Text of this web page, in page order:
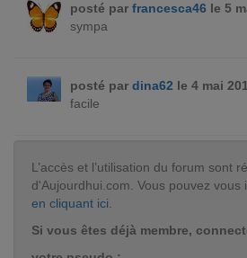
posté par francesca46 le 5
sympa
posté par dina62 le 4 mai
facile
L’accès et l’utilisation du forum sont
d'Aujourdhui.com. Vous pouvez vous
en cliquant ici
Si vous êtes déjà membre,